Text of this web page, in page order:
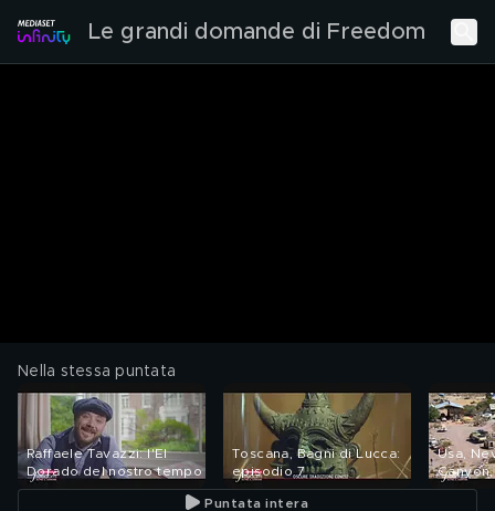
Le grandi domande di Freedom
Nella stessa puntata
Raffaele Tavazzi: l'El
Dorado del nostro tempo
Toscana, Bagni di Lucca:
episodio 7
Usa,
Puntata intera